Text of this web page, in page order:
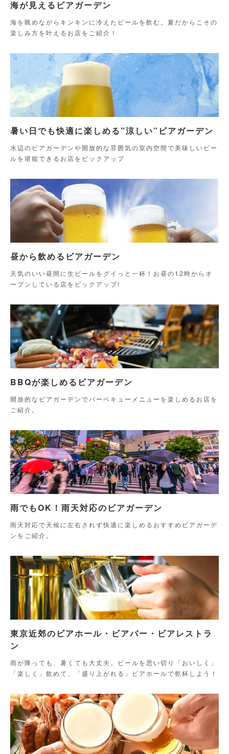
海が見えるビアガーデン
海を眺めながらキンキンに冷えたビールを飲む。夏だからこその
楽しみ方を叶えるお店をご紹介！
暑い日でも快適に楽しめる”涼しい”ビアガーデン
水辺のビアガーデンや開放的な雰囲気の室内空間で美味しいビー
ルを堪能できるお店をピックアップ
昼から飲めるビアガーデン
天気のいい昼間に生ビールをグイっと一杯！お昼の12時からオ
ープンしている店をピックアップ!
BBQが楽しめるビアガーデン
開放的なビアガーデンでバーベキューメニューを楽しめるお店を
ご紹介。
雨でもOK！雨天対応のビアガーデン
雨天対応で天候に左右されず快適に楽しめるおすすめビアガーデ
ンをご紹介。
東京近郊のビアホール・ビアバー・ビアレストラ
ン
雨が降っても、暑くても大丈夫。ビールを思い切り「おいしく」
「楽しく」飲めて、「盛り上がれる」ビアホールで乾杯しよう！